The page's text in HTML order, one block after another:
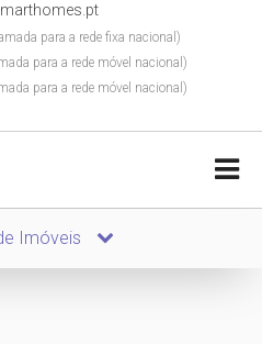
para a rede fixa nacional)
para a rede móvel nacional)
para a rede móvel nacional)
Imóveis